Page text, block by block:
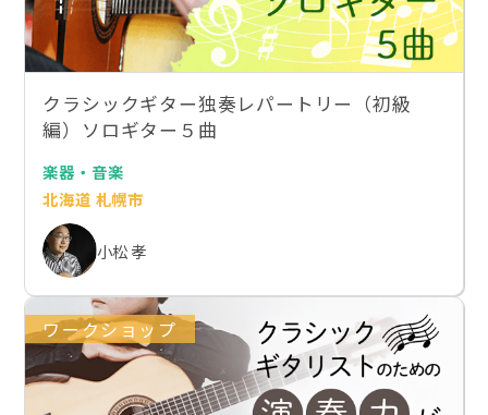
クラシックギター独奏レパートリー（初級
編）ソロギター５曲
楽器・音楽
北海道 札幌市
小松 孝
ワークショップ